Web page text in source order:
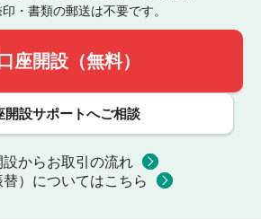
・書類の郵送は不要です。
座開設（無料）
開設サポートへご相談
設からお取引の流れ
）についてはこちら